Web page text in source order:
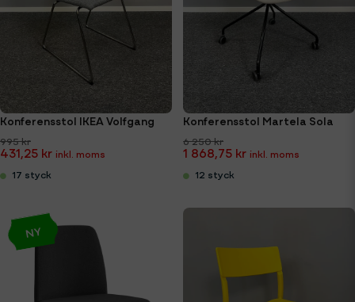
Konferensstol IKEA Volfgang
995 kr
431,25 kr
17 styck
Konferensstol Martela Sola
6 250 kr
1 868,75 kr
12 styck
NY